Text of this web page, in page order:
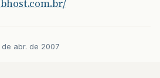
de abr. de 2007